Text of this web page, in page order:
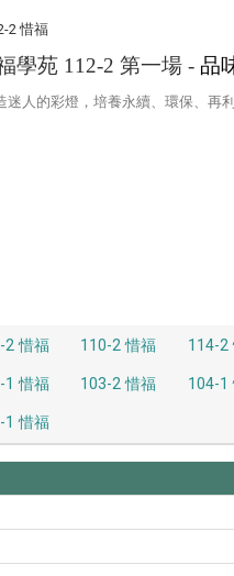
2 惜福
學苑 112-2 第一場 - 品
迷人的彩燈，培養永續、環保、再
2 惜福 110-2 惜福 114-2
1 惜福 103-2 惜福 104-1
1 惜福